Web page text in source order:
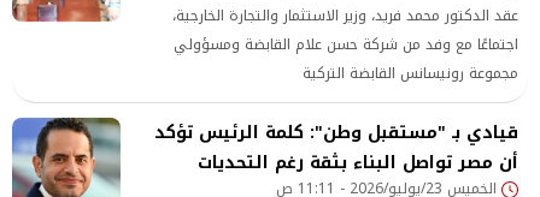
عقد الدكتور محمد فريد، وزير الاستثمار والتجارة الخارجية،
اجتماعًا مع وفد من شركة حسن علام القابضة ومسؤولي
مجموعة رونيسانس القابضة التركية
قيادي بـ "مستقبل وطن": كلمة الرئيس تؤكد
أن مصر تواصل البناء بثقة رغم التحديات
الخميس 23/يوليو/2026 - 11:11 ص